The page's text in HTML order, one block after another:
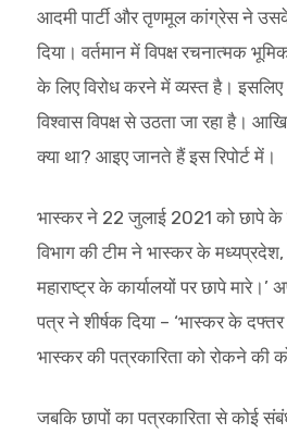
आदमी पार्टी और तृणमूल कांग्रेस ने
दिया। वर्तमान में विपक्ष रचनात्मक
के लिए विरोध करने में व्यस्त है।
विश्वास विपक्ष से उठता जा रहा है।
क्या था? आइए जानते हैं इस रिपोर्ट में।
भास्कर ने 22 जुलाई 2021 को छापे
विभाग की टीम ने भास्कर के
महाराष्ट्र के कार्यालयों पर छापे
पत्र ने शीर्षक दिया – ‘भास्कर के
भास्कर की पत्रकारिता को रोकने की
जबकि छापों का पत्रकारिता से कोई